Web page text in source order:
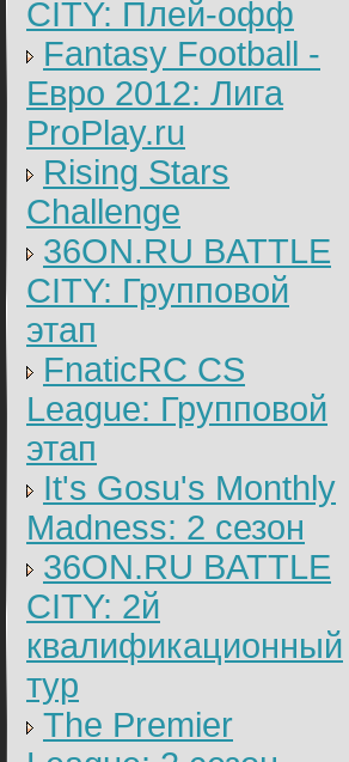
CITY: Плей-офф
Fantasy Football -
Евро 2012: Лига
ProPlay.ru
Rising Stars
Challenge
36ON.RU BATTLE
CITY: Групповой
этап
FnaticRC CS
League: Групповой
этап
It's Gosu's Monthly
Madness: 2 сезон
36ON.RU BATTLE
CITY: 2й
квалификационный
тур
The Premier